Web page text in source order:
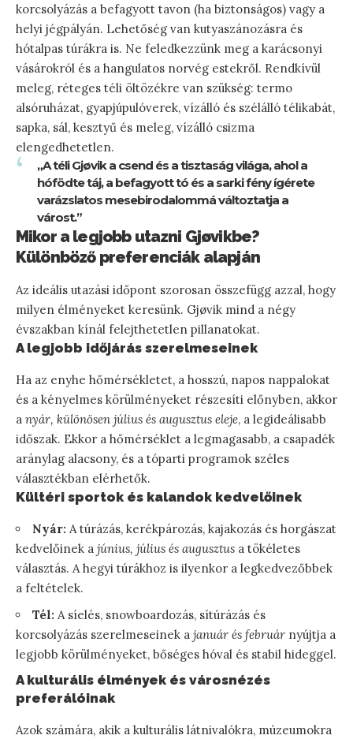
korcsolyázás a befagyott tavon (ha biztonságos) vagy a
helyi jégpályán. Lehetőség van kutyaszánozásra és
hótalpas túrákra is. Ne feledkezzünk meg a karácsonyi
vásárokról és a hangulatos norvég estekről. Rendkívül
meleg, réteges téli öltözékre van szükség: termo
alsóruházat, gyapjúpulóverek, vízálló és szélálló télikabát,
sapka, sál, kesztyű és meleg, vízálló csizma
elengedhetetlen.
„A téli Gjøvik a csend és a tisztaság világa, ahol a
hófödte táj, a befagyott tó és a sarki fény ígérete
varázslatos mesebirodalommá változtatja a
várost.”
Mikor a legjobb utazni Gjøvikbe?
Különböző preferenciák alapján
Az ideális utazási időpont szorosan összefügg azzal, hogy
milyen élményeket keresünk. Gjøvik mind a négy
évszakban kínál felejthetetlen pillanatokat.
A legjobb időjárás szerelmeseinek
Ha az enyhe hőmérsékletet, a hosszú, napos nappalokat
és a kényelmes körülményeket részesíti előnyben, akkor
a nyár, különösen július és augusztus eleje, a legideálisabb
időszak. Ekkor a hőmérséklet a legmagasabb, a csapadék
aránylag alacsony, és a tóparti programok széles
választékban elérhetők.
Kültéri sportok és kalandok kedvelőinek
Nyár: A túrázás, kerékpározás, kajakozás és horgászat
kedvelőinek a június, július és augusztus a tökéletes
választás. A hegyi túrákhoz is ilyenkor a legkedvezőbbek
a feltételek.
Tél: A síelés, snowboardozás, sítúrázás és
korcsolyázás szerelmeseinek a január és február nyújtja a
legjobb körülményeket, bőséges hóval és stabil hideggel.
A kulturális élmények és városnézés
preferálóinak
Azok számára, akik a kulturális látnivalókra, múzeumokra